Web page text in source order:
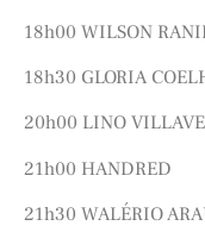
18h00 WILSON
18h30 GLORIA
20h00 LINO
21h00 HANDRED
21h30 WALÉRIO